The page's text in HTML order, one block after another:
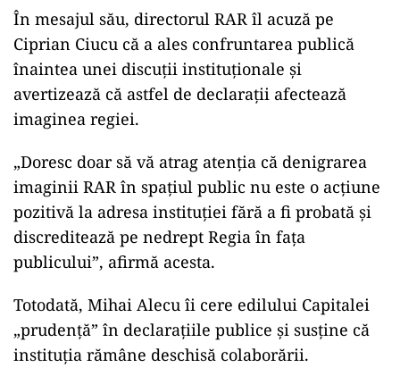
În mesajul său, directorul RAR îl acuză pe
Ciprian Ciucu că a ales confruntarea publică
înaintea unei discuții instituționale și
avertizează că astfel de declarații afectează
imaginea regiei.
„Doresc doar să vă atrag atenția că denigrarea
imaginii RAR în spațiul public nu este o acțiune
pozitivă la adresa instituției fără a fi probată și
discreditează pe nedrept Regia în fața
publicului”, afirmă acesta.
Totodată, Mihai Alecu îi cere edilului Capitalei
„prudență” în declarațiile publice și susține că
instituția rămâne deschisă colaborării.